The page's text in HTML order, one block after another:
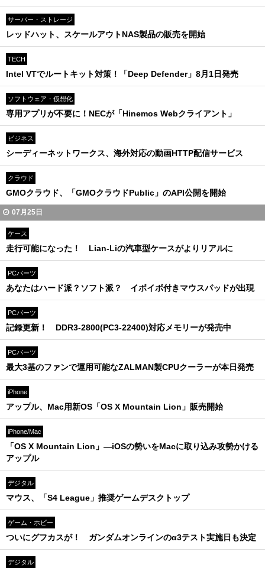
サーバー・ストレージ
レッドハット、スケールアウトNAS製品の販売を開始
TECH
Intel VTでルートキット対策！「Deep Defender」8月1日発売
ソフトウェア・仮想化
専用アプリが不要に！NECが「Hinemos Webクライアント」
ビジネス
シーディーネットワークス、海外対応の動画HTTP配信サービス
クラウド
GMOクラウド、「GMOクラウドPublic」のAPI公開を開始
07月25日
ケース
走行可能になった！ Lian-Liの汽車型ケースがよりリアルに
PCパーツ
あなたはハード派？ソフト派？ イボイボ付きマウスパッドが出現
PCパーツ
記録更新！ DDR3-2800(PC3-22400)対応メモリーが発売中
PCパーツ
最大3基のファンで運用可能なZALMAN製CPUクーラーが本日発売
iPhone
アップル、Mac用新OS「OS X Mountain Lion」販売開始
iPhone/Mac
「OS X Mountain Lion」—iOSの勢いをMacに取り込み攻勢かける
アップル
デジタル
マウス、「S4 League」推奨ゲームデスクトップ
ゲーム・ホビー
ついにグフカスが！ ガンダムオンラインのα3テスト実施日も決定
デジタル